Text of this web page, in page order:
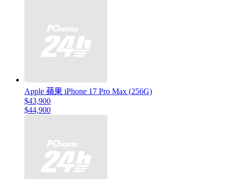
Apple 蘋果 iPhone 17 Pro Max (256G)
$43,900
$44,900